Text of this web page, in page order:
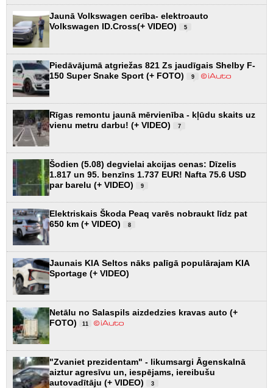
Jaunā Volkswagen cerība- elektroauto
Volkswagen ID.Cross(+ VIDEO)
5
Piedāvājumā atgriežas 821 Zs jaudīgais Shelby F-
150 Super Snake Sport (+ FOTO)
9
Rīgas remontu jaunā mērvienība - kļūdu skaits uz
vienu metru darbu! (+ VIDEO)
7
Šodien (5.08) degvielai akcijas cenas: Dīzelis
1.817 un 95. benzīns 1.737 EUR! Nafta 75.6 USD
par barelu (+ VIDEO)
9
Elektriskais Škoda Peaq varēs nobraukt līdz pat
650 km (+ VIDEO)
8
Jaunais KIA Seltos nāks palīgā populārajam KIA
Sportage (+ VIDEO)
Netālu no Salaspils aizdedzies kravas auto (+
FOTO)
11
"Zvaniet prezidentam" - likumsargi Āgenskalnā
aiztur agresīvu un, iespējams, iereibušu
autovadītāju (+ VIDEO)
3